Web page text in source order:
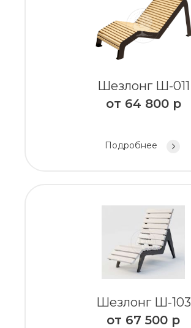
Шезлонг Ш-011
от 64 800 р
Подробнее
Шезлонг Ш-103
от 67 500 р